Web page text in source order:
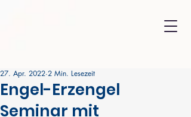
Engel-Erzengel
Seminar mit
27. Apr. 2022 2 Min. Lesezeit